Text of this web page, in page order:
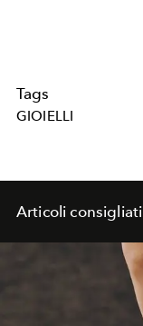
Tags
GIOIELLI
Articoli consigliati